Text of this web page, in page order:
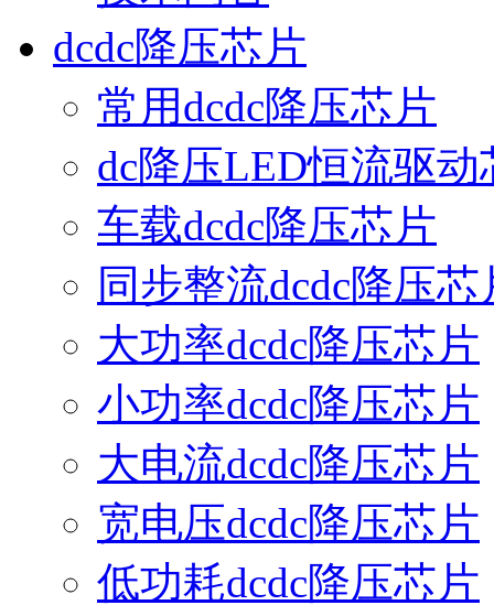
dcdc降压芯片
常用dcdc降压芯片
dc降压LED恒流驱动
车载dcdc降压芯片
同步整流dcdc降压芯
大功率dcdc降压芯片
小功率dcdc降压芯片
大电流dcdc降压芯片
宽电压dcdc降压芯片
低功耗dcdc降压芯片